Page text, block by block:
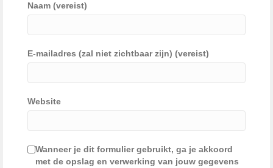
Naam (vereist)
E-mailadres (zal niet zichtbaar zijn) (vereist)
Website
Wanneer je dit formulier gebruikt, ga je akkoord
met de opslag en verwerking van jouw gegevens